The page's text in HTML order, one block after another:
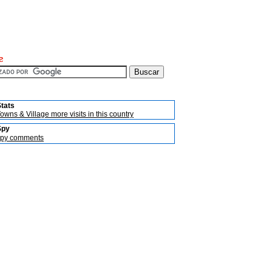
& Village more visits in this country
comments